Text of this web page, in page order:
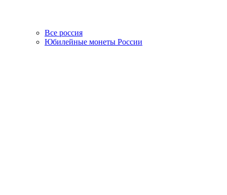
Все россия
Юбилейные монеты России